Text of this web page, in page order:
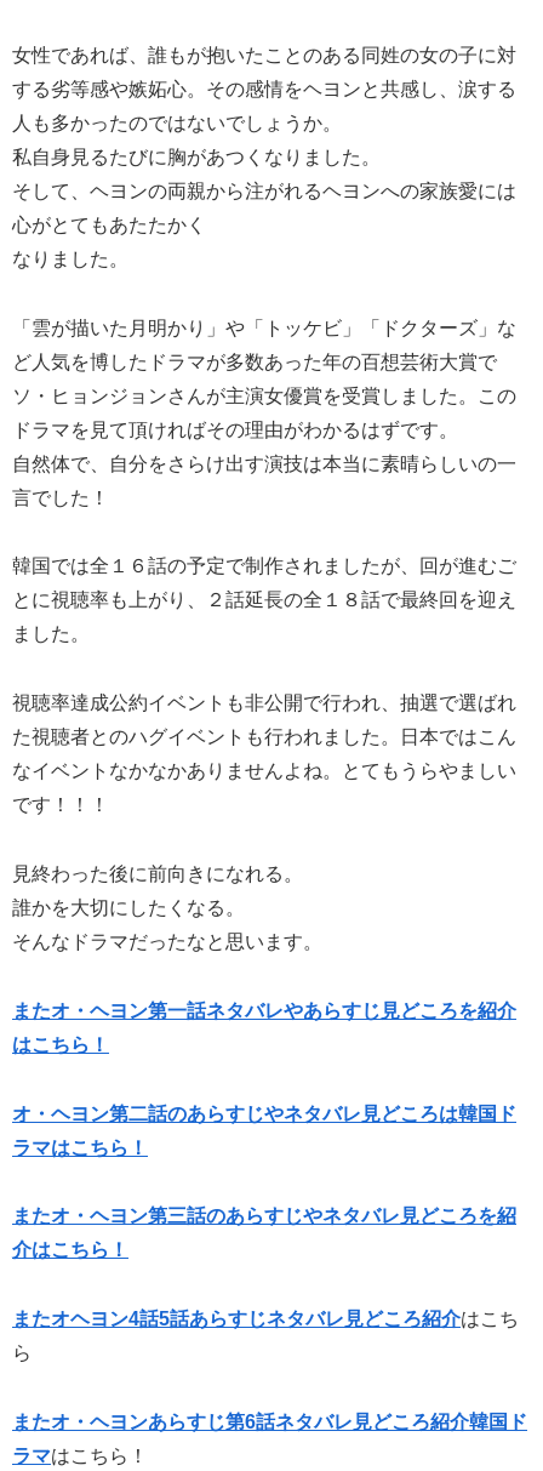
女性であれば、誰もが抱いたことのある同姓の女の子に対
する劣等感や嫉妬心。その感情をヘヨンと共感し、涙する
人も多かったのではないでしょうか。
私自身見るたびに胸があつくなりました。
そして、ヘヨンの両親から注がれるヘヨンへの家族愛には
心がとてもあたたかく
なりました。
「雲が描いた月明かり」や「トッケビ」「ドクターズ」な
ど人気を博したドラマが多数あった年の百想芸術大賞で
ソ・ヒョンジョンさんが主演女優賞を受賞しました。この
ドラマを見て頂ければその理由がわかるはずです。
自然体で、自分をさらけ出す演技は本当に素晴らしいの一
言でした！
韓国では全１６話の予定で制作されましたが、回が進むご
とに視聴率も上がり、２話延長の全１８話で最終回を迎え
ました。
視聴率達成公約イベントも非公開で行われ、抽選で選ばれ
た視聴者とのハグイベントも行われました。日本ではこん
なイベントなかなかありませんよね。とてもうらやましい
です！！！
見終わった後に前向きになれる。
誰かを大切にしたくなる。
そんなドラマだったなと思います。
またオ・ヘヨン第一話ネタバレやあらすじ見どころを紹介
はこちら！
オ・ヘヨン第二話のあらすじやネタバレ見どころは韓国ド
ラマはこちら！
またオ・ヘヨン第三話のあらすじやネタバレ見どころを紹
介はこちら！
またオヘヨン4話5話あらすじネタバレ見どころ紹介はこち
ら
またオ・ヘヨンあらすじ第6話ネタバレ見どころ紹介韓国ド
ラマはこちら！